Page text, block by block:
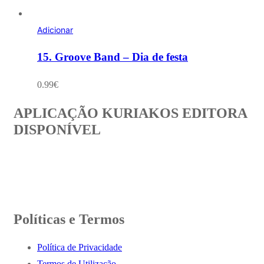
Adicionar
15. Groove Band – Dia de festa
0.99€
APLICAÇÃO KURIAKOS EDITORA
DISPONÍVEL
Políticas e Termos
Política de Privacidade